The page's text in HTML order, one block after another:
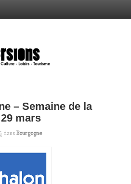
– Semaine de la
mars
dans Bourgogne